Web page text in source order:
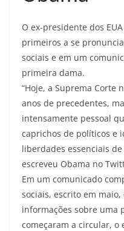
O ex-presidente dos
primeiros a se
sociais e em um
primeira dama.
“Hoje, a Suprema Corte
anos de precedentes,
intensamente pessoal
caprichos de políticos e
liberdades essenciais
escreveu Obama no
Em um comunicado
sociais, escrito em
informações sobre uma
começaram a circular,